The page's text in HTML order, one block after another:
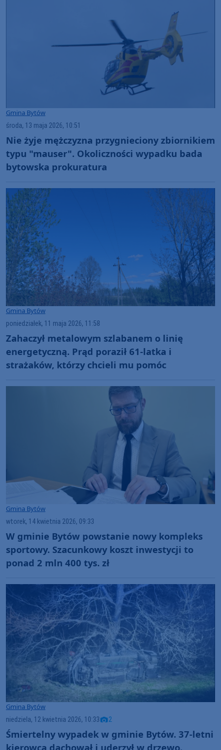
Gmina Bytów
środa, 13 maja 2026, 10:51
Nie żyje mężczyzna przygnieciony zbiornikiem
typu "mauser". Okoliczności wypadku bada
bytowska prokuratura
Gmina Bytów
poniedziałek, 11 maja 2026, 11:58
Zahaczył metalowym szlabanem o linię
energetyczną. Prąd poraził 61-latka i
strażaków, którzy chcieli mu pomóc
Gmina Bytów
wtorek, 14 kwietnia 2026, 09:33
W gminie Bytów powstanie nowy kompleks
sportowy. Szacunkowy koszt inwestycji to
ponad 2 mln 400 tys. zł
Gmina Bytów
niedziela, 12 kwietnia 2026, 10:33 2
Śmiertelny wypadek w gminie Bytów. 37-letni
kierowca dachował i uderzył w drzewo.